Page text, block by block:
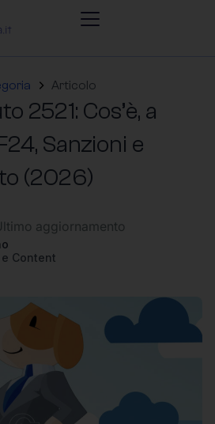
Articolo
2521: Cos’è, a
Sanzioni e
(2026)
aggiornamento
e Content